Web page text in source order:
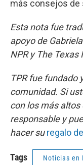
más consejos de
Esta nota fue
apoyo de
NPR y The Texas
TPR fue fundado
comunidad. Si
con los más
responsable y
hacer suregalo
Tags Noticias en